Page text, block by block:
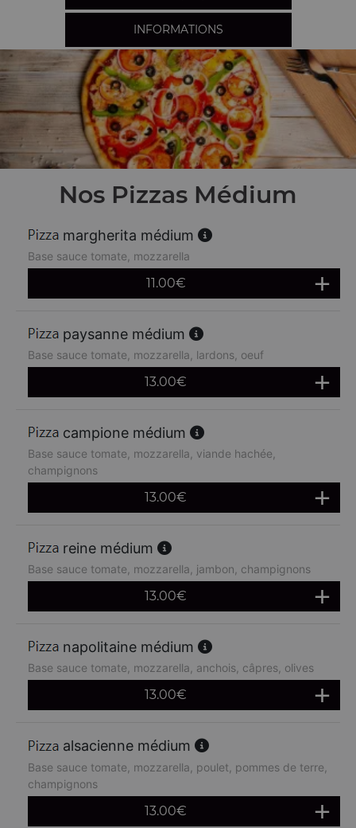
INFORMATIONS
Nos Pizzas Médium
margherita médium
Base sauce tomate, mozzarella
11.00€
paysanne médium
Base sauce tomate, mozzarella, lardons, oeuf
13.00€
campione médium
Base sauce tomate, mozzarella, viande hachée,
champignons
13.00€
reine médium
Base sauce tomate, mozzarella, jambon, champignons
13.00€
napolitaine médium
Base sauce tomate, mozzarella, anchois, câpres, olives
13.00€
alsacienne médium
Base sauce tomate, mozzarella, poulet, pommes de terre,
champignons
13.00€